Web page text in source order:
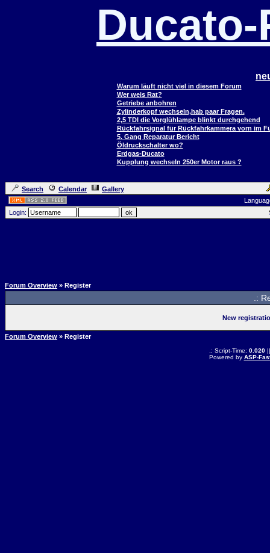
Warum läuft nicht viel in diesem Forum
Wer weis Rat?
Getriebe anbohren
Zylinderkopf wechseln,hab paar Fragen.
2,5 TDI die Vorglühlampe blinkt durchgehend
Rückfahrsignal für Rückfahrkammera vorn im
5. Gang Reparatur Bericht
Öldruckschalter wo?
Erdgas-Ducato
Kupplung wechseln 250er Motor raus ?
Search Calendar
Gallery
Login:
Forum Overview » Register
.:
New
Forum Overview » Register
.: Script-Time: 0.020||
Powered by ASP-